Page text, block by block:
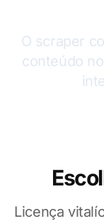
O scraper
conteúdo
Licença